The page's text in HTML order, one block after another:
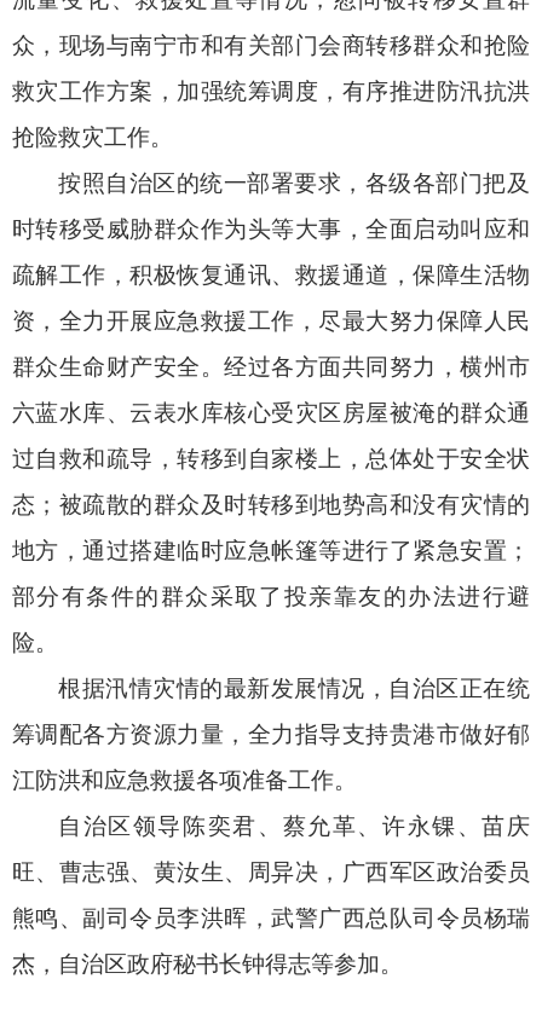
众，现场与南宁市和有关部门会商转移群众和抢险
救灾工作方案，加强统筹调度，有序推进防汛抗洪
抢险救灾工作。
按照自治区的统一部署要求，各级各部门把及
时转移受威胁群众作为头等大事，全面启动叫应和
疏解工作，积极恢复通讯、救援通道，保障生活物
资，全力开展应急救援工作，尽最大努力保障人民
群众生命财产安全。经过各方面共同努力，横州市
六蓝水库、云表水库核心受灾区房屋被淹的群众通
过自救和疏导，转移到自家楼上，总体处于安全状
态；被疏散的群众及时转移到地势高和没有灾情的
地方，通过搭建临时应急帐篷等进行了紧急安置；
部分有条件的群众采取了投亲靠友的办法进行避
险。
根据汛情灾情的最新发展情况，自治区正在统
筹调配各方资源力量，全力指导支持贵港市做好郁
江防洪和应急救援各项准备工作。
自治区领导陈奕君、蔡允革、许永锞、苗庆
旺、曹志强、黄汝生、周异决，广西军区政治委员
熊鸣、副司令员李洪晖，武警广西总队司令员杨瑞
杰，自治区政府秘书长钟得志等参加。